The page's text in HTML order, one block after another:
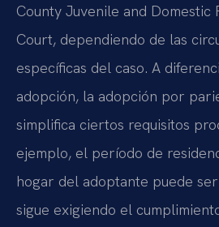
County Juvenile and Domestic
Court, dependiendo de las
específicas del caso. A
adopción, la adopción por
simplifica ciertos requisitos
ejemplo, el período de
hogar del adoptante puede
sigue exigiendo el